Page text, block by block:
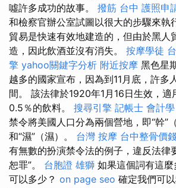
噓許多成功的故事。 撥筋 台中 護照申
和檢察官辦公室試圖以很大的步驟來執
貿易是快速有效地建造的，但由於黑人
造，因此飲酒並沒有消失。 按摩學徒
擎 yahoo關鍵字分析 附近按摩 黑色星
越多的國家宣布，因為到11月底，許多
間。 該法律於1920年1月16日生效，適
0.5％的飲料。 搜尋引擎 記帳士 會計學
禁令將美國人口分為兩個營地，即“幹”（
和“濕”（濕）。 台灣 按摩 台中整骨價
有無數的扮演禁令法的例子，違反法律
恕罪”。 台胞證 雄獅 如果這個詞有這
可以多少？ on page seo 確定我們可